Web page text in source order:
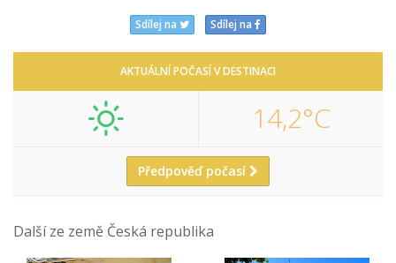
Sdílej na Sdílej na
AKTUÁLNÍ POČASÍ V DESTINACI
14,2°C
Předpověď počasí
Další ze země Česká republika